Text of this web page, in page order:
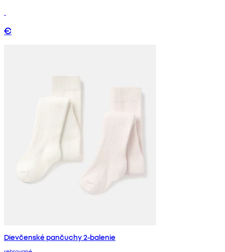
€
Dievčenské pančuchy 2-balenie